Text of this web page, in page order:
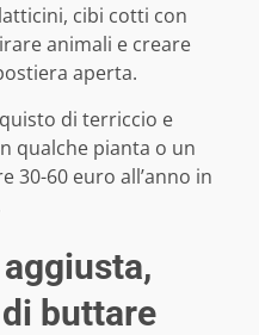
cibi cotti con
animali e creare
aperta.
di terriccio e
qualche pianta o un
30-60 euro all’anno in
buttare